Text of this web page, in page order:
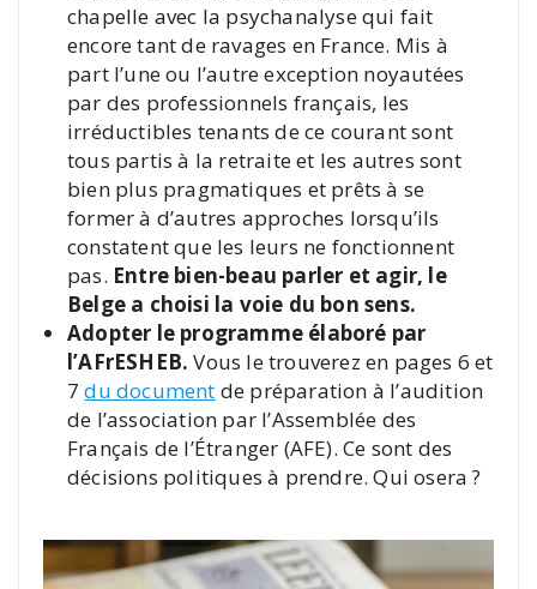
chapelle avec la psychanalyse qui fait
encore tant de ravages en France. Mis à
part l’une ou l’autre exception noyautées
par des professionnels français, les
irréductibles tenants de ce courant sont
tous partis à la retraite et les autres sont
bien plus pragmatiques et prêts à se
former à d’autres approches lorsqu’ils
constatent que les leurs ne fonctionnent
pas. Entre bien-beau parler et agir, le
Belge a choisi la voie du bon sens.
Adopter le programme élaboré par
l’AFrESHEB.Vous le trouverez en pages 6 et
7du document de préparation à l’audition
de l’association par l’Assemblée des
Français de l’Étranger (AFE). Ce sont des
décisions politiques à prendre. Qui osera ?